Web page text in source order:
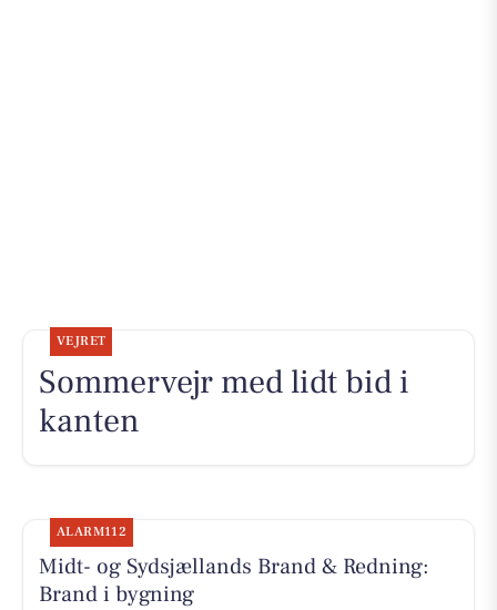
VEJRET
Sommervejr med lidt bid i
kanten
ALARM112
Midt- og Sydsjællands Brand & Redning:
Brand i bygning